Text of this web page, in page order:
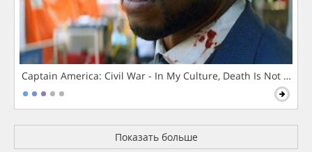
Captain America: Civil War - In My Culture, Death Is Not The
Показать больше